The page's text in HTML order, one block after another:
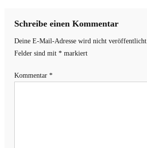
Schreibe einen Kommentar
Deine E-Mail-Adresse wird nicht veröffentlicht.
Felder sind mit *markiert
Kommentar *